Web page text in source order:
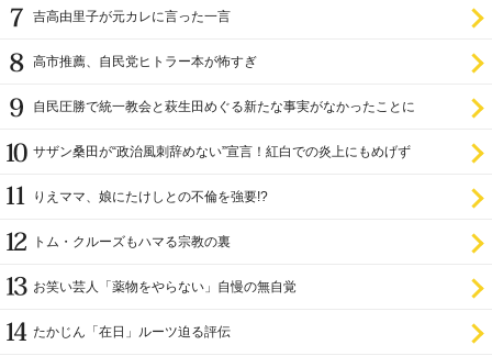
吉高由里子が元カレに言った一言
高市推薦、自民党ヒトラー本が怖すぎ
自民圧勝で統一教会と萩生田めぐる新たな事実がなかったことに
サザン桑田が“政治風刺辞めない”宣言！紅白での炎上にもめげず
りえママ、娘にたけしとの不倫を強要!?
トム・クルーズもハマる宗教の裏
お笑い芸人「薬物をやらない」自慢の無自覚
たかじん「在日」ルーツ迫る評伝